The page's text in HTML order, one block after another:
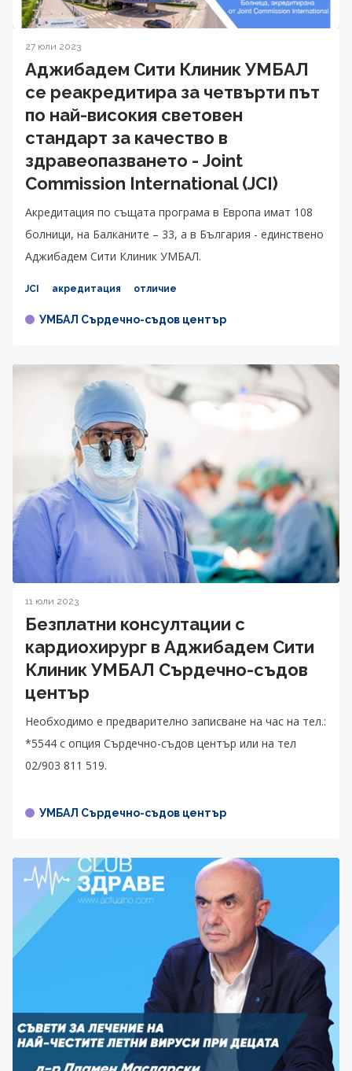
27 юли 2023
Аджибадем Сити Клиник УМБАЛ
се реакредитира за четвърти път
по най-високия световен
стандарт за качество в
здравеопазването - Joint
Commission International (JCI)
Акредитация по същата програма в Европа имат 108
болници, на Балканите – 33, а в България - единствено
Аджибадем Сити Клиник УМБАЛ.
JCI акредитация отличие
УМБАЛ Сърдечно-съдов център
11 юли 2023
Безплатни консултации с
кардиохирург в Аджибадем Сити
Клиник УМБАЛ Сърдечно-съдов
център
Необходимо е предварително записване на час на тел.:
*5544 с опция Сърдечно-съдов център или на тел
02/903 811 519.
УМБАЛ Сърдечно-съдов център